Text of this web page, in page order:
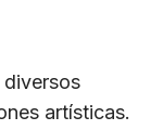
artísticas.